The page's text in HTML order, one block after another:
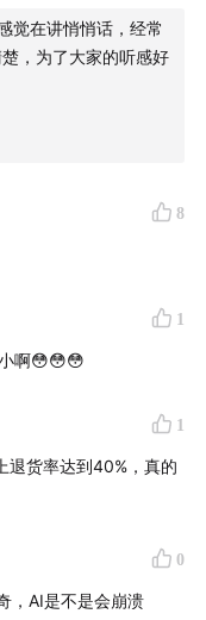
起开心聊天
觉在讲悄悄话，经常
，为了大家的听感好
8
1
啊😳😳😳
1
退货率达到40%，真的
0
，AI是不是会崩溃